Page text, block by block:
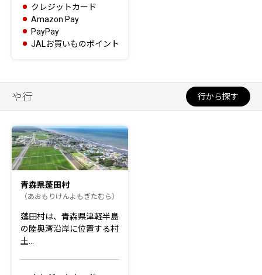
クレジットカード
Amazon Pay
PayPay
JALお買いものポイント
や行 行から探す
青森県蓬田村
（あおもりけんよもぎたむら）
蓬田村は、青森県津軽半島
の陸奥湾沿岸に位置する村
土…